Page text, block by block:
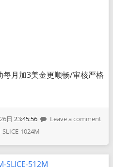
每月加3美金更顺畅/审核严格
日 23:45:56
Leave a comment
SLICE-1024M
SLICE-512M